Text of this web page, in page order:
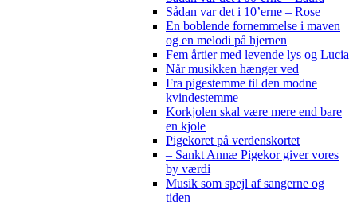
Sådan var det i 10’erne – Rose
En boblende fornemmelse i maven
og en melodi på hjernen
Fem årtier med levende lys og Lucia
Når musikken hænger ved
Fra pigestemme til den modne
kvindestemme
Korkjolen skal være mere end bare
en kjole
Pigekoret på verdenskortet
– Sankt Annæ Pigekor giver vores
by værdi
Musik som spejl af sangerne og
tiden